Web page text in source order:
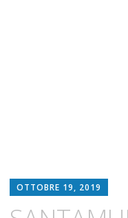
OTTOBRE 19, 2019